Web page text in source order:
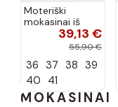
Moteriški
mokasinai iš
dirbtinės
zomšos, rudos
39,13 €
55,90 €
36 37 38 39
40 41
MOKASINAI